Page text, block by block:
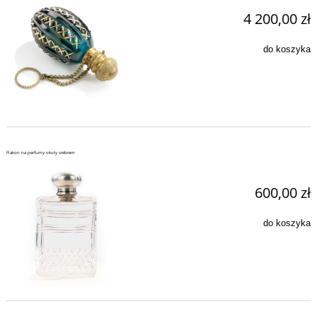
4 200,00 zł
do koszyka
Flakon na perfumy okuty srebrem
600,00 zł
do koszyka